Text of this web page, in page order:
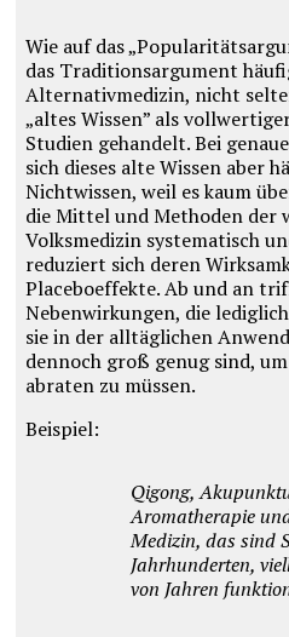
Wie auf das
das Traditionsargument
Alternativmedizin, nicht
„altes Wissen” als
Studien gehandelt. Bei
sich dieses alte Wissen aber
Nichtwissen, weil es kaum
die Mittel und Methoden der
Volksmedizin systematisch
reduziert sich deren
Placeboeffekte. Ab und an
Nebenwirkungen, die
sie in der alltäglichen
dennoch groß genug sind,
abraten zu müssen.
Beispiel:
Qigong,
Aromatherapie
Medizin, das sind
Jahrhunderten,
von Jahren